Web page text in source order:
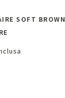
SOFT BROWN